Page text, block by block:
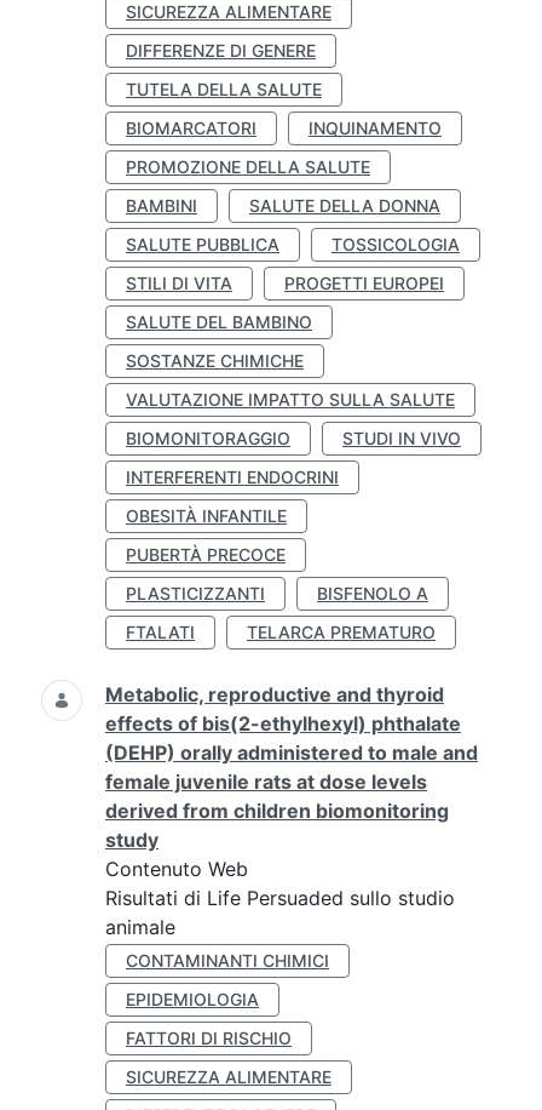
SICUREZZA ALIMENTARE
DIFFERENZE DI GENERE
TUTELA DELLA SALUTE
BIOMARCATORI
INQUINAMENTO
PROMOZIONE DELLA SALUTE
BAMBINI
SALUTE DELLA DONNA
SALUTE PUBBLICA
TOSSICOLOGIA
STILI DI VITA
PROGETTI EUROPEI
SALUTE DEL BAMBINO
SOSTANZE CHIMICHE
VALUTAZIONE IMPATTO SULLA SALUTE
BIOMONITORAGGIO
STUDI IN VIVO
INTERFERENTI ENDOCRINI
OBESITÀ INFANTILE
PUBERTÀ PRECOCE
PLASTICIZZANTI
BISFENOLO A
FTALATI
TELARCA PREMATURO
Metabolic, reproductive and thyroid
effects of bis(2-ethylhexyl) phthalate
(DEHP) orally administered to male and
female juvenile rats at dose levels
derived from children biomonitoring
study
Contenuto Web
Risultati di Life Persuaded sullo studio
animale
CONTAMINANTI CHIMICI
EPIDEMIOLOGIA
FATTORI DI RISCHIO
SICUREZZA ALIMENTARE